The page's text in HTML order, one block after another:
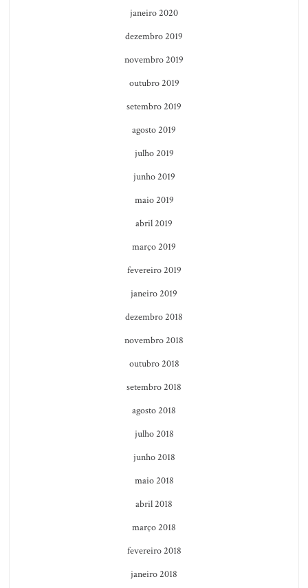
janeiro 2020
dezembro 2019
novembro 2019
outubro 2019
setembro 2019
agosto 2019
julho 2019
junho 2019
maio 2019
abril 2019
março 2019
fevereiro 2019
janeiro 2019
dezembro 2018
novembro 2018
outubro 2018
setembro 2018
agosto 2018
julho 2018
junho 2018
maio 2018
abril 2018
março 2018
fevereiro 2018
janeiro 2018